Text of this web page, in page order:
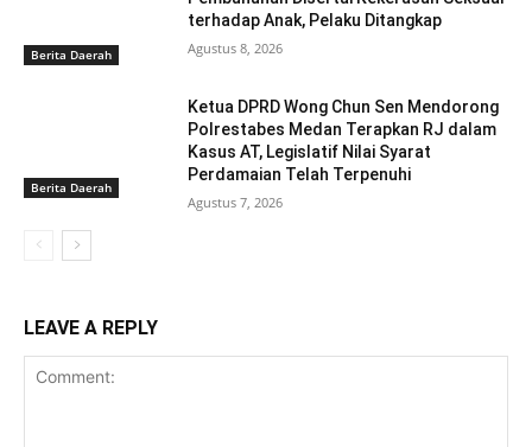
Berita Daerah
terhadap Anak, Pelaku Ditangkap
Agustus 8, 2026
Berita Daerah
Ketua DPRD Wong Chun Sen Mendorong
Polrestabes Medan Terapkan RJ dalam
Kasus AT, Legislatif Nilai Syarat
Perdamaian Telah Terpenuhi
Agustus 7, 2026
LEAVE A REPLY